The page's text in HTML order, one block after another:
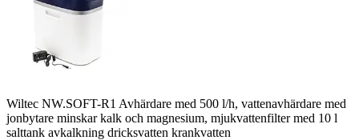
Wiltec NW.SOFT-R1 Avhärdare med 500 l/h, vattenavhärdare med
jonbytare minskar kalk och magnesium, mjukvattenfilter med 10 l
salttank avkalkning dricksvatten krankvatten